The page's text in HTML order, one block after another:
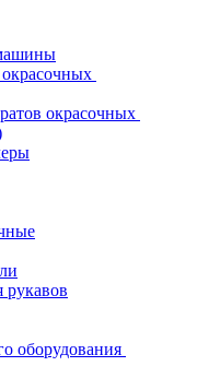
окрасочных
рукавов
оборудования